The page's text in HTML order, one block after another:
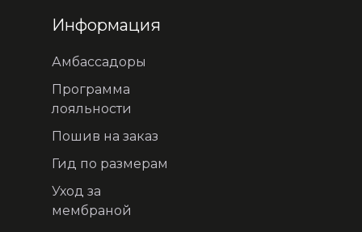
Информация
Амбассадоры
Программа
лояльности
Пошив на заказ
Гид по размерам
Уход за
мембраной